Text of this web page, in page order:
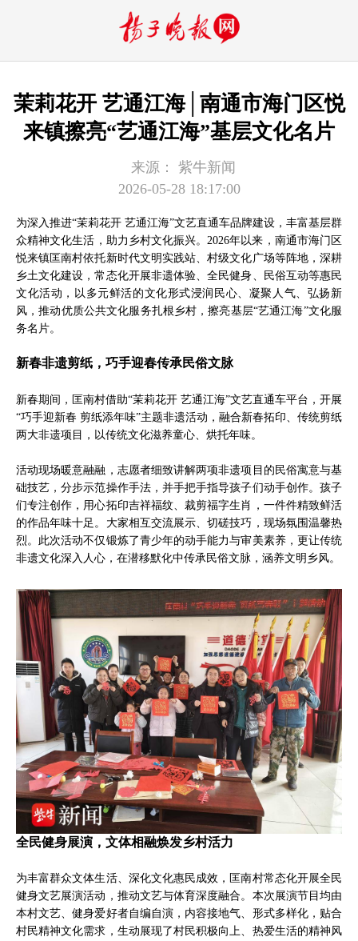
茉莉花开 艺通江海│南通市海门区悦
来镇擦亮“艺通江海”基层文化名片
来源：
紫牛新闻
2026-05-28 18:17:00
为深入推进“茉莉花开 艺通江海”文艺直通车品牌建设，丰富基层群
众精神文化生活，助力乡村文化振兴。2026年以来，南通市海门区
悦来镇匡南村依托新时代文明实践站、村级文化广场等阵地，深耕
乡土文化建设，常态化开展非遗体验、全民健身、民俗互动等惠民
文化活动，以多元鲜活的文化形式浸润民心、凝聚人气、弘扬新
风，推动优质公共文化服务扎根乡村，擦亮基层“艺通江海”文化服
务名片。
新春非遗剪纸，巧手迎春传承民俗文脉
新春期间，匡南村借助“茉莉花开 艺通江海”文艺直通车平台，开展
“巧手迎新春 剪纸添年味”主题非遗活动，融合新春拓印、传统剪纸
两大非遗项目，以传统文化滋养童心、烘托年味。
活动现场暖意融融，志愿者细致讲解两项非遗项目的民俗寓意与基
础技艺，分步示范操作手法，并手把手指导孩子们动手创作。孩子
们专注创作，用心拓印吉祥福纹、裁剪福字生肖，一件件精致鲜活
的作品年味十足。大家相互交流展示、切磋技巧，现场氛围温馨热
烈。此次活动不仅锻炼了青少年的动手能力与审美素养，更让传统
非遗文化深入人心，在潜移默化中传承民俗文脉，涵养文明乡风。
全民健身展演，文体相融焕发乡村活力
为丰富群众文体生活、深化文化惠民成效，匡南村常态化开展全民
健身文艺展演活动，推动文艺与体育深度融合。本次展演节目均由
本村文艺、健身爱好者自编自演，内容接地气、形式多样化，贴合
村民精神文化需求，生动展现了村民积极向上、热爱生活的精神风